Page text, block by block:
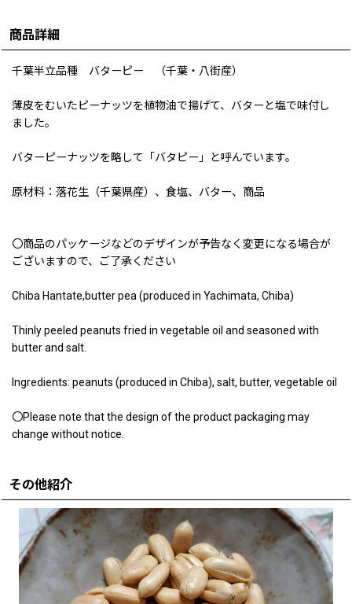
商品詳細
千葉半立品種 バターピー （千葉・八街産）
薄皮をむいたピーナッツを植物油で揚げて、バターと塩で味付し
ました。
バターピーナッツを略して「バタピー」と呼んでいます。
原材料：落花生（千葉県産）、食塩、バター、商品
〇商品のパッケージなどのデザインが予告なく変更になる場合が
ございますので、ご了承ください
Chiba Hantate,butter pea (produced in Yachimata, Chiba)
Thinly peeled peanuts fried in vegetable oil and seasoned with
butter and salt.
Ingredients: peanuts (produced in Chiba), salt, butter, vegetable oil
〇Please note that the design of the product packaging may
change without notice.
その他紹介